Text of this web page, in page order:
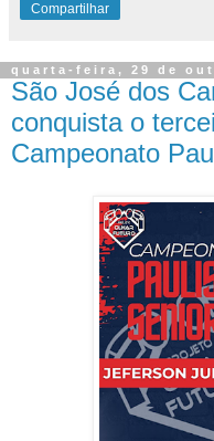
Compartilhar
quarta-feira, 29 de
São José dos
conquista o
Campeonato